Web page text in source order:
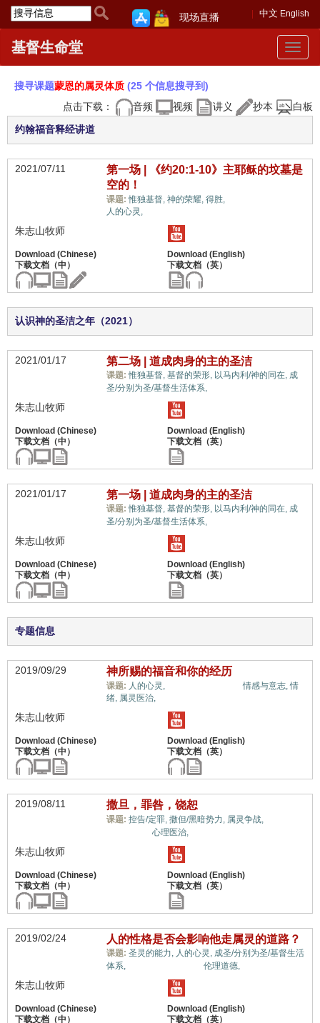
中文 English
现场直播
Toggle
基督生命堂
搜寻课题蒙恩的属灵体质 (25 个信息搜寻到)
点击下载：
音频 视频 讲义 抄本 白板
约翰福音释经讲道
2021/07/11
第一场 | 《约20:1-10》主耶稣的坟墓是
空的！
课题:惟独基督, 神的荣耀, 得胜,
人的心灵,
朱志山牧师
认识神的圣洁之年（2021）
2021/01/17 第二场 | 道成肉身的主的圣洁
课题:惟独基督, 基督的荣形, 以马内利/神的同在, 成
圣/分别为圣/基督生活体系,
朱志山牧师
2021/01/17 第一场 | 道成肉身的主的圣洁
课题:惟独基督, 基督的荣形, 以马内利/神的同在, 成
圣/分别为圣/基督生活体系,
朱志山牧师
专题信息
2019/09/29 神所赐的福音和你的经历
课题: 人的心灵, 蒙恩的属灵体质,情感与意志,情
绪, 属灵医治,
朱志山牧师
2019/08/11 撒旦，罪咎，饶恕
课题: 控告/定罪, 撒但/黑暗势力, 属灵争战,
心理医治,
朱志山牧师
2019/02/24 人的性格是否会影响他走属灵的道路？
课题: 圣灵的能力, 人的心灵, 成圣/分别为圣/基督生活
体系,
伦理道德,
朱志山牧师